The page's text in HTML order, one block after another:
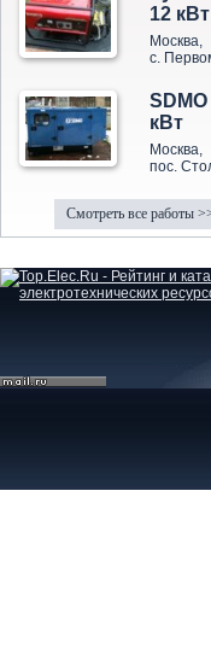
12 кВт
Москва,
с.
SDMO
кВт
Москва,
пос.
Смотреть все работы